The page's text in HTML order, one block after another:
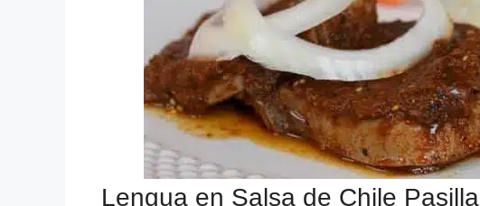
Lengua en Salsa de Chile Pasilla